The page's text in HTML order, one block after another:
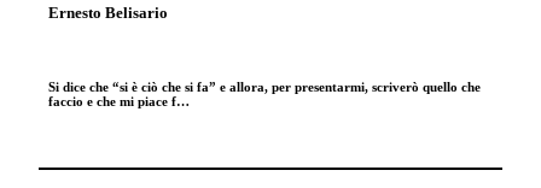
Ernesto Belisario
Si dice che “si è ciò che si fa” e allora, per presentarmi, scriverò quello che
faccio e che mi piace f…